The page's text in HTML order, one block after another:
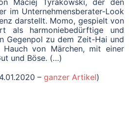
im Unternehmensberater-Look
darstellt. Momo, gespielt von
als harmoniebedürftige und
Gegenpol zu dem Zeit-Hai und
von Märchen, mit einer
und Böse. (…)
– ganzer Artikel)